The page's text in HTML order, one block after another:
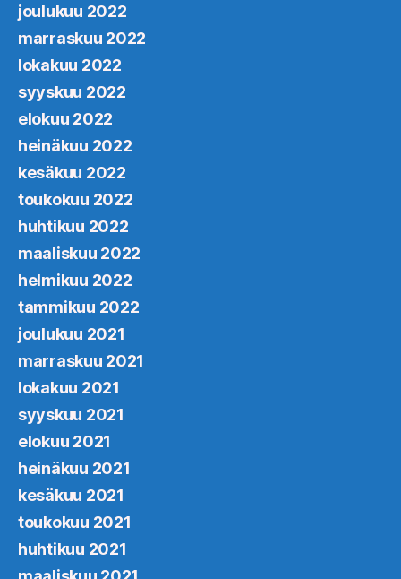
joulukuu 2022
marraskuu 2022
lokakuu 2022
syyskuu 2022
elokuu 2022
heinäkuu 2022
kesäkuu 2022
toukokuu 2022
huhtikuu 2022
maaliskuu 2022
helmikuu 2022
tammikuu 2022
joulukuu 2021
marraskuu 2021
lokakuu 2021
syyskuu 2021
elokuu 2021
heinäkuu 2021
kesäkuu 2021
toukokuu 2021
huhtikuu 2021